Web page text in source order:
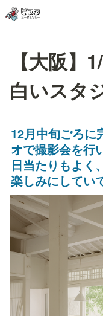
【大阪】
白いスタ
12月中旬ごろに
オで撮影会を行
日当たりもよく
楽しみにしてい